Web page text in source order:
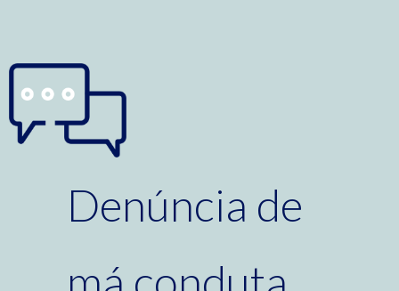
Denúncia de